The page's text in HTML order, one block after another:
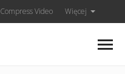
Compress Video Więcej